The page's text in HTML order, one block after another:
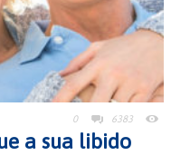
0 6383
a sua libido